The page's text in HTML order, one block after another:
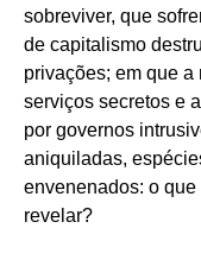
sobreviver, que
de capitalismo
privações; em que
serviços secretos e
por governos
aniquiladas,
envenenados: o
revelar?